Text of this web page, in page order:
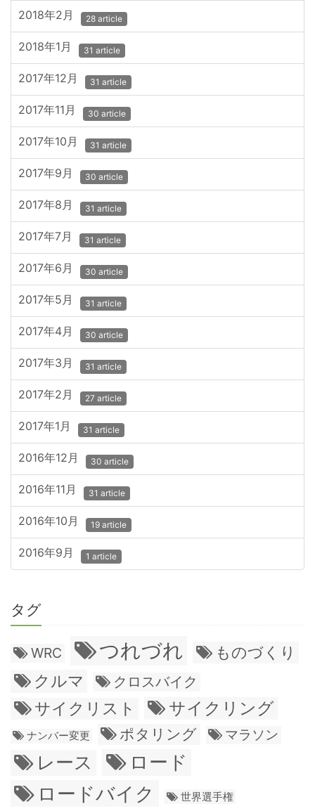
2018年2月 28 article
2018年1月 31 article
2017年12月 31 article
2017年11月 30 article
2017年10月 31 article
2017年9月 30 article
2017年8月 31 article
2017年7月 31 article
2017年6月 30 article
2017年5月 31 article
2017年4月 30 article
2017年3月 31 article
2017年2月 27 article
2017年1月 31 article
2016年12月 30 article
2016年11月 31 article
2016年10月 19 article
2016年9月 1 article
タグ
WRC つれづれ ものづくり
クルマ クロスバイク
サイクリスト サイクリング
ナンバー変更 ポタリング マラソン
レース
ロード
ロードバイク
世界選手権